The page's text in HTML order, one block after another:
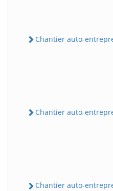
Chantier auto-
Chantier auto-
Chantier auto-